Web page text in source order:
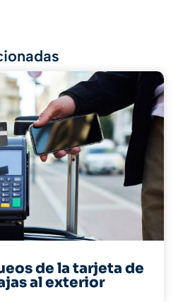
de la tarjeta de
al exterior